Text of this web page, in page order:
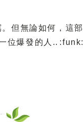
但無論如何，這部
位爆發的人.. :funk: